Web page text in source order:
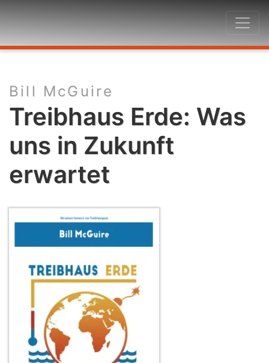
Bill McGuire
Treibhaus Erde: Was
uns in Zukunft
erwartet